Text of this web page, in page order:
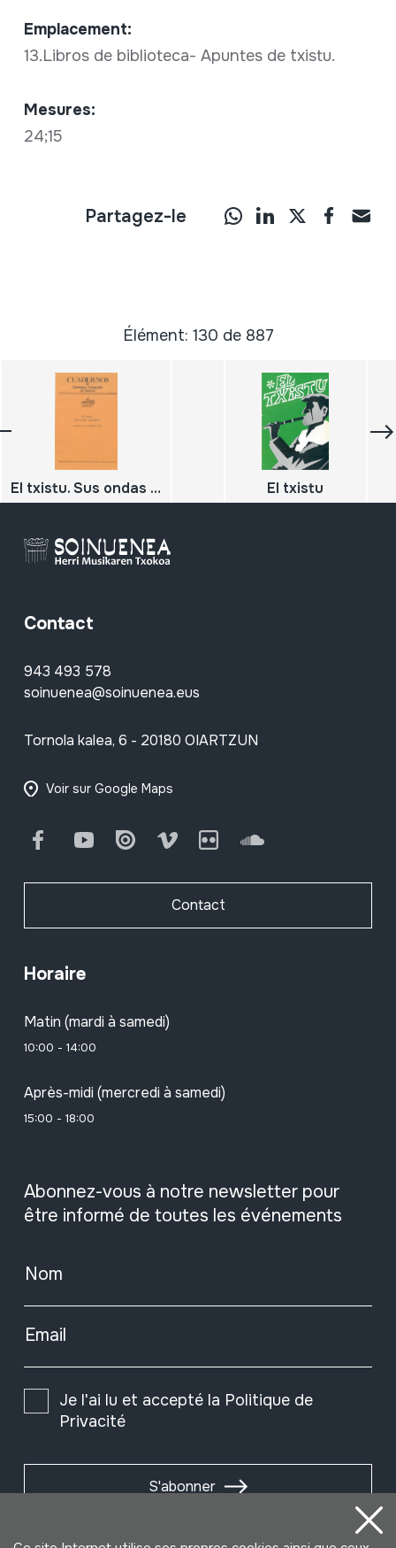
Emplacement:
13.Libros de biblioteca- Apuntes de txistu.
Mesures:
24;15
Partagez-le
Élément: 130 de 887
El txistu. Sus ondas armónicas. El txistu
Contact
943 493 578
soinuenea@soinuenea.eus
Tornola kalea, 6 - 20180 OIARTZUN
Voir sur Google Maps
FacebookYoutube Issuu Vimeo Flickr SoundCloud
Contact
Horaire
Matin (mardi à samedi)
10:00 - 14:00
Après-midi (mercredi à samedi)
15:00 - 18:00
Abonnez-vous à notre newsletter pour
être informé de toutes les événements
Nom
Email
Je l'ai lu et accepté la Politique de
Privacité
S'abonner